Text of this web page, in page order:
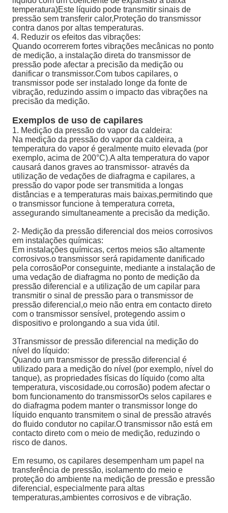
temperatura)Este líquido pode transmitir sinais de
pressão sem transferir calor,Proteção do transmissor
contra danos por altas temperaturas.
4. Reduzir os efeitos das vibrações:
Quando ocorrerem fortes vibrações mecânicas no ponto
de medição, a instalação direta do transmissor de
pressão pode afectar a precisão da medição ou
danificar o transmissor.Com tubos capilares, o
transmissor pode ser instalado longe da fonte de
vibração, reduzindo assim o impacto das vibrações na
precisão da medição.
Exemplos de uso de capilares
1. Medição da pressão do vapor da caldeira:
Na medição da pressão do vapor da caldeira, a
temperatura do vapor é geralmente muito elevada (por
exemplo, acima de 200°C).A alta temperatura do vapor
causará danos graves ao transmissor- através da
utilização de vedações de diafragma e capilares, a
pressão do vapor pode ser transmitida a longas
distâncias e a temperaturas mais baixas,permitindo que
o transmissor funcione à temperatura correta,
assegurando simultaneamente a precisão da medição.
2- Medição da pressão diferencial dos meios corrosivos
em instalações químicas:
Em instalações químicas, certos meios são altamente
corrosivos.o transmissor será rapidamente danificado
pela corrosãoPor conseguinte, mediante a instalação de
uma vedação de diafragma no ponto de medição da
pressão diferencial e a utilização de um capilar para
transmitir o sinal de pressão para o transmissor de
pressão diferencial,o meio não entra em contacto direto
com o transmissor sensível, protegendo assim o
dispositivo e prolongando a sua vida útil.
3Transmissor de pressão diferencial na medição do
nível do líquido:
Quando um transmissor de pressão diferencial é
utilizado para a medição do nível (por exemplo, nível do
tanque), as propriedades físicas do líquido (como alta
temperatura, viscosidade,ou corrosão) podem afectar o
bom funcionamento do transmissorOs selos capilares e
do diafragma podem manter o transmissor longe do
líquido enquanto transmitem o sinal de pressão através
do fluido condutor no capilar.O transmissor não está em
contacto direto com o meio de medição, reduzindo o
risco de danos.
Em resumo, os capilares desempenham um papel na
transferência de pressão, isolamento do meio e
proteção do ambiente na medição de pressão e pressão
diferencial, especialmente para altas
temperaturas,ambientes corrosivos e de vibração.